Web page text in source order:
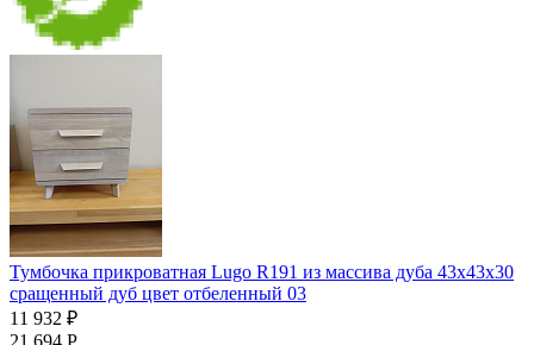
Тумбочка прикроватная Lugo R191 из массива дуба 43х43х30
сращенный дуб цвет отбеленный 03
11 932 ₽
21 694 Р